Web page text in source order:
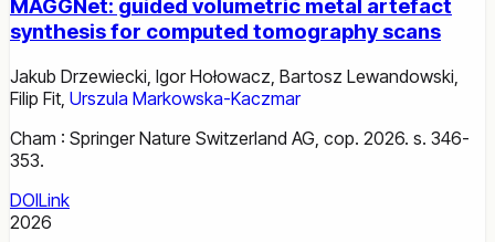
MAGGNet: guided volumetric metal artefact
synthesis for computed tomography scans
Jakub Drzewiecki, Igor Hołowacz, Bartosz Lewandowski,
Filip Fit, Urszula Markowska-Kaczmar
Cham : Springer Nature Switzerland AG, cop. 2026. s. 346-
353.
DOILink
2026